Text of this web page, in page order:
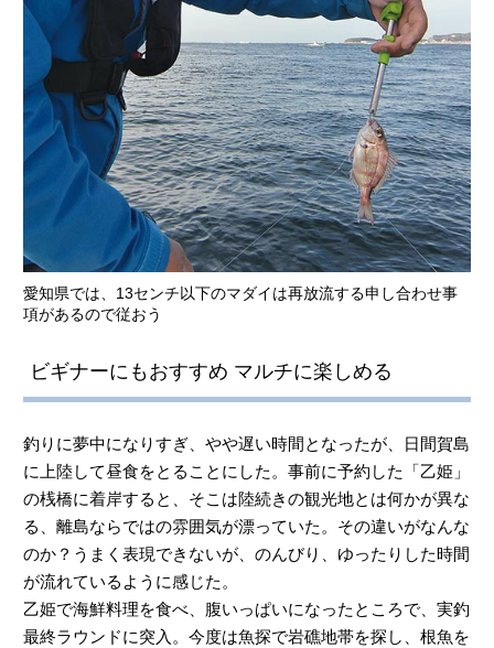
愛知県では、13センチ以下のマダイは再放流する申し合わせ事
項があるので従おう
ビギナーにもおすすめ マルチに楽しめる
釣りに夢中になりすぎ、やや遅い時間となったが、日間賀島
に上陸して昼食をとることにした。事前に予約した「乙姫」
の桟橋に着岸すると、そこは陸続きの観光地とは何かが異な
る、離島ならではの雰囲気が漂っていた。その違いがなんな
のか？うまく表現できないが、のんびり、ゆったりした時間
が流れているように感じた。
乙姫で海鮮料理を食べ、腹いっぱいになったところで、実釣
最終ラウンドに突入。今度は魚探で岩礁地帯を探し、根魚を